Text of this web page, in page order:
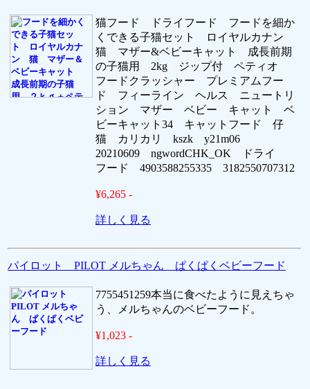
猫フード ドライフード フードを細か
くできる子猫セット ロイヤルカナン
猫 マザー&ベビーキャット 成長前期
の子猫用 2kg ジップ付 ペティオ
フードクラッシャー プレミアムフー
ド フィーライン ヘルス ニュートリ
ション マザー ベビー キャット ベ
ビーキャット34 キャットフード 仔
猫 カリカリ kszk y21m06
20210609 ngwordCHK_OK ドライ
フード 4903588255335 3182550707312
¥6,265 -
詳しく見る
パイロット PILOT メルちゃん ぱくぱくベビーフード
7755451259本当に食べたように見えちゃ
う、メルちゃんのベビーフード。
¥1,023 -
詳しく見る